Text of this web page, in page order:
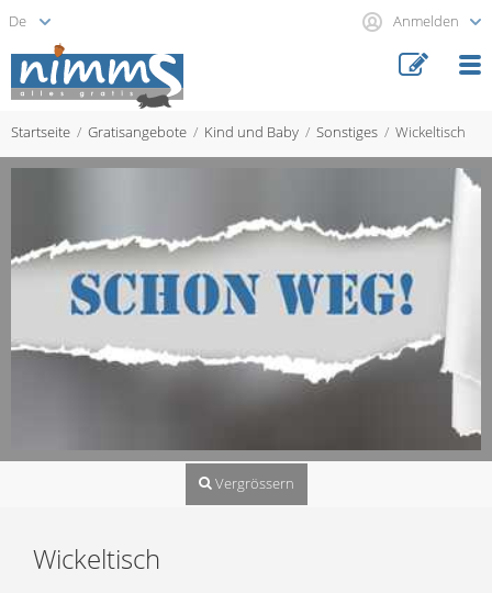
Anmelden
Startseite Gratisangebote Kind und Baby Sonstiges Wickeltisch
Vergrössern
Wickeltisch